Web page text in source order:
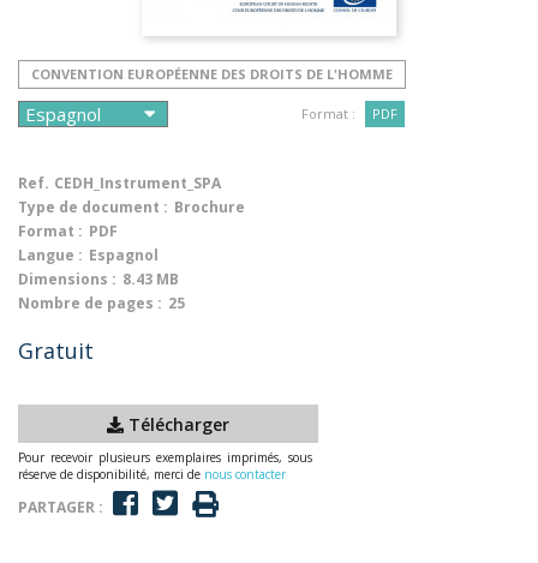
CONVENTION EUROPÉENNE DES DROITS DE L'HOMME
Format : PDF
Ref. CEDH_Instrument_SPA
Type de document : Brochure
Format : PDF
Langue : Espagnol
Dimensions : 8.43 MB
Nombre de pages : 25
Gratuit
Télécharger
Pour recevoir plusieurs exemplaires imprimés, sous
réserve de disponibilité, merci de nous contacter
PARTAGER :